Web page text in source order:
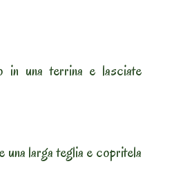
in una terrina e lasciate
una larga teglia e copritela